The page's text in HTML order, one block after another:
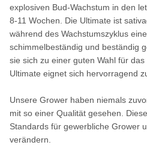
explosiven Bud-Wachstum in den
8-11 Wochen. Die Ultimate ist
während des Wachstumszyklus
schimmelbeständig und beständig
sie sich zu einer guten Wahl für
Ultimate eignet sich hervorragend
Unsere Grower haben niemals
mit so einer Qualität gesehen.
Standards für gewerbliche Grower
verändern.